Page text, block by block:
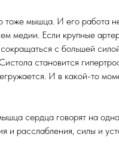
мышца. И его работа
медии. Если крупные
с большей
становится
И в какой-то
сердца говорят на
и расслабления, силы и